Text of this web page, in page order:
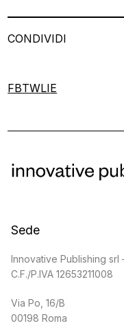
CONDIVIDI
FBTWLIE
Sede
Innovative Publishing srl
C.F./P.IVA 12653211008
Via Po, 16/B
00198 Roma